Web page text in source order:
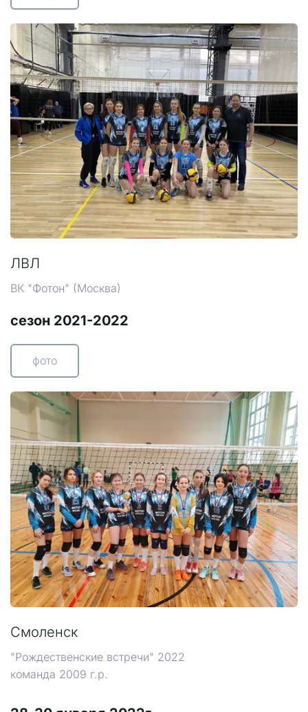
ЛВЛ
ВК "Фотон" (Москва)
сезон 2021-2022
фото
Смоленск
"Рождественские встречи" 2022
команда 2009 г.р.